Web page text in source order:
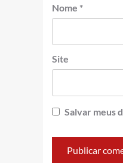
Nome *
Site
Salvar meus